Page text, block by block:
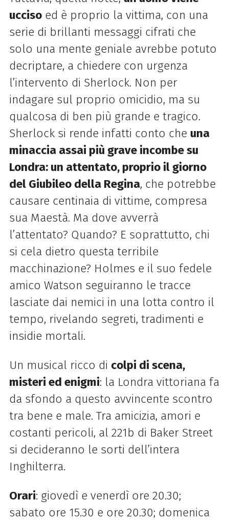
uccisoed è proprio la vittima, con una
serie di brillanti messaggi cifrati che
solo una mente geniale avrebbe potuto
decriptare, a chiedere con urgenza
l’intervento di Sherlock. Non per
indagare sul proprio omicidio, ma su
qualcosa di ben più grande e tragico.
Sherlock si rende infatti conto che una
minaccia assai più grave incombe su
Londra: un attentato, proprio il giorno
del Giubileo della Regina, che potrebbe
causare centinaia di vittime, compresa
sua Maestà. Ma dove avverrà
l’attentato? Quando? E soprattutto, chi
si cela dietro questa terribile
macchinazione? Holmes e il suo fedele
amico Watson seguiranno le tracce
lasciate dai nemici in una lotta contro il
tempo, rivelando segreti, tradimenti e
insidie mortali.
Un musical ricco di colpi di scena,
misteri ed enigmi: la Londra vittoriana fa
da sfondo a questo avvincente scontro
tra bene e male. Tra amicizia, amori e
costanti pericoli, al 221b di Baker Street
si decideranno le sorti dell’intera
Inghilterra.
Orari: giovedì e venerdì ore 20.30;
sabato ore 15.30 e ore 20.30; domenica